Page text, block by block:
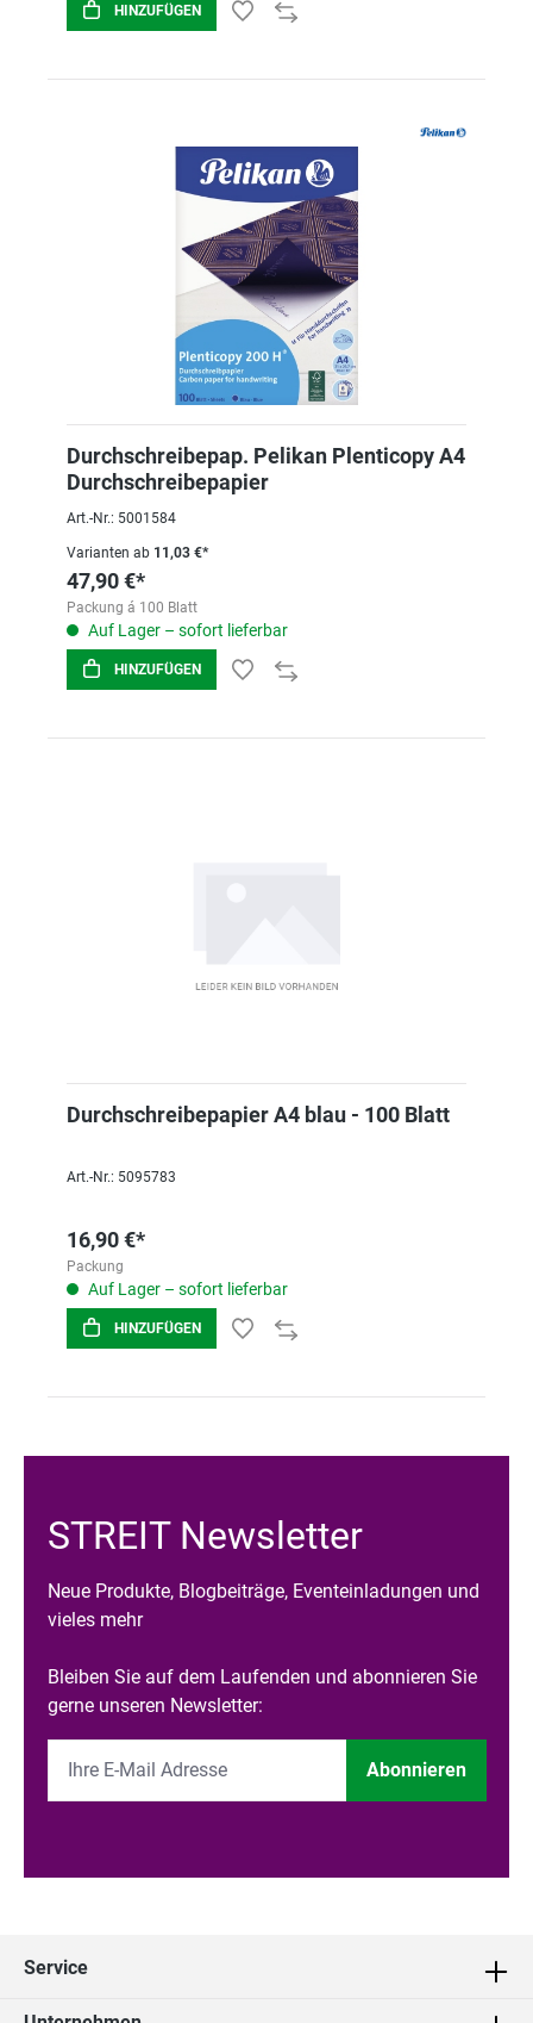
HINZUFÜGEN
Durchschreibepap. Pelikan Plenticopy A4
Durchschreibepapier
Art.-Nr.: 5001584
Varianten ab 11,03 €*
47,90 €*
Packung á 100 Blatt
Auf Lager – sofort lieferbar
HINZUFÜGEN
Durchschreibepapier A4 blau - 100 Blatt
Art.-Nr.: 5095783
16,90 €*
Packung
Auf Lager – sofort lieferbar
HINZUFÜGEN
STREIT Newsletter
Neue Produkte, Blogbeiträge, Eventeinladungen und
vieles mehr
Bleiben Sie auf dem Laufenden und abonnieren Sie
gerne unseren Newsletter:
Abonnieren
Service